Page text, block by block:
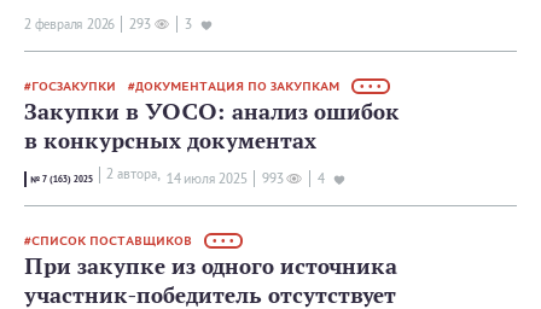
2 февраля 2026 293 3
ГОСЗАКУПКИ ДОКУМЕНТАЦИЯ ПО ЗАКУПКАМ • • •
Закупки в УОСО: анализ ошибок
в конкурсных документах
№ 7 (163) 2025 2 автора, 14 июля 2025 993 4
СПИСОК ПОСТАВЩИКОВ • • •
При закупке из одного источника
участник-победитель отсутствует